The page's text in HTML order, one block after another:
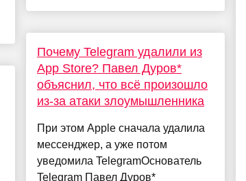
Почему Telegram удалили из
App Store? Павел Дуров*
объяснил, что вcё произошло
из-за атаки злоумышленника
При этом Apple сначала удалила
мессенджер, а уже потом
уведомила TelegramОснователь
Telegram Павел Дуров*